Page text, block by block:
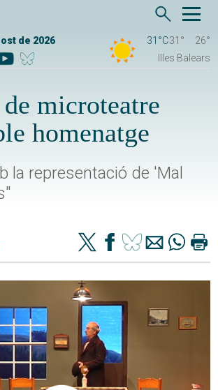
de 2026 31°C31°
26°
Illes Balears
microteatre
homenatge
la representació de 'Mal